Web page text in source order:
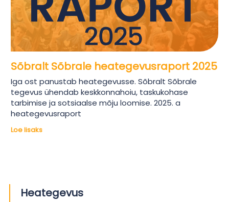
Sõbralt Sõbrale heategevusraport 2025
Iga ost panustab heategevusse. Sõbralt Sõbrale
tegevus ühendab keskkonnahoiu, taskukohase
tarbimise ja sotsiaalse mõju loomise. 2025. a
heategevusraport
Loe lisaks
Heategevus